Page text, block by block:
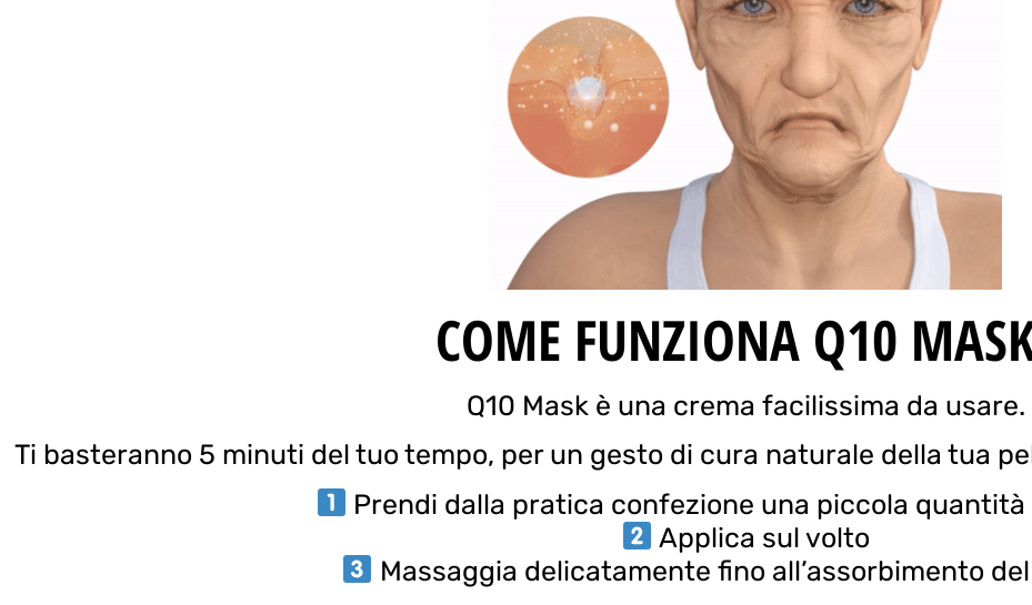
COME FUNZIONA Q10
Q10 Mask è una crema facilissima da usare.
Ti basteranno 5 minuti del tuo tempo, per un gesto di cura naturale della tua
Prendi dalla pratica confezione una piccola
Applica sul volto
Massaggia delicatamente fino all’assorbimento